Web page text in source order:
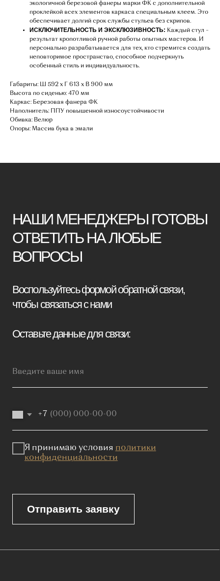
экологичной березовой фанеры марки ФК с дополнительной
проклейкой всех элементов каркаса специальным клеем. Это
обеспечивает долгий срок службы стульев без скрипов.
ИСКЛЮЧИТЕЛЬНОСТЬ И ЭКСКЛЮЗИВНОСТЬ: Каждый стул –
результат кропотливой ручной работы опытных мастеров. И
персонально разрабатывается для тех, кто стремится создать
неповторимое пространство, способное подчеркнуть
особенный стиль и индивидуальность.
Габариты: Ш 592 х Г 613 х В 900 мм
Высота по сиденью: 470 мм
Каркас: Березовая фанера ФК
Наполнитель: ППУ повышенной износоустойчивости
Обивка: Велюр
Опоры: Массив бука в эмали
Воспользуйтесь формой обратной связи,
чтобы связаться с нами
НАШИ МЕНЕДЖЕРЫ ГОТОВЫ
ОТВЕТИТЬ НА ЛЮБЫЕ
ВОПРОСЫ
Я принимаю условияполитики
конфиденциальности
Отправить заявку
Корпусная мебель
Сайт не является публичной офертой, определяемой положениями
Статьи 437 (2) ГК РФ и носит исключительно информационный
характер. Для получения точной информации о наличии и стоимости
товара, пожалуйста, обращайтесь к нашим менеджерам
по указанным контактным данным.
Политика конфиденциальности
Реквизиты